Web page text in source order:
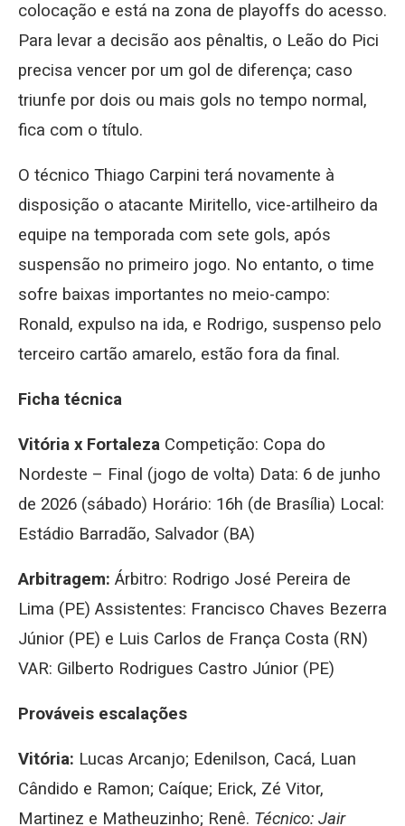
colocação e está na zona de playoffs do acesso.
Para levar a decisão aos pênaltis, o Leão do Pici
precisa vencer por um gol de diferença; caso
triunfe por dois ou mais gols no tempo normal,
fica com o título.
O técnico Thiago Carpini terá novamente à
disposição o atacante Miritello, vice-artilheiro da
equipe na temporada com sete gols, após
suspensão no primeiro jogo. No entanto, o time
sofre baixas importantes no meio-campo:
Ronald, expulso na ida, e Rodrigo, suspenso pelo
terceiro cartão amarelo, estão fora da final.
Ficha técnica
Vitória x Fortaleza Competição: Copa do
Nordeste – Final (jogo de volta) Data: 6 de junho
de 2026 (sábado) Horário: 16h (de Brasília) Local:
Estádio Barradão, Salvador (BA)
Arbitragem: Árbitro: Rodrigo José Pereira de
Lima (PE) Assistentes: Francisco Chaves Bezerra
Júnior (PE) e Luis Carlos de França Costa (RN)
VAR: Gilberto Rodrigues Castro Júnior (PE)
Prováveis escalações
Vitória: Lucas Arcanjo; Edenilson, Cacá, Luan
Cândido e Ramon; Caíque; Erick, Zé Vitor,
Martinez e Matheuzinho; Renê. Técnico: Jair